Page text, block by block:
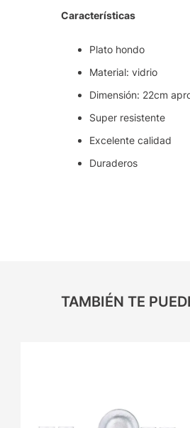
Características
Plato hondo
Material: vidrio
Dimensión: 22cm
Super resistente
Excelente calidad
Duraderos
TAMBIÉN TE